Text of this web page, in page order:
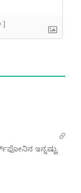
ಇನ್ನಷ್ಟು